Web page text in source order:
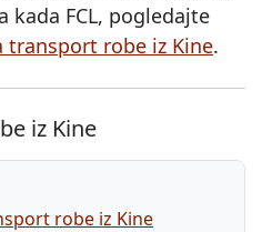
kada FCL, pogledajte
transport robe iz Kine.
iz Kine
robe iz Kine